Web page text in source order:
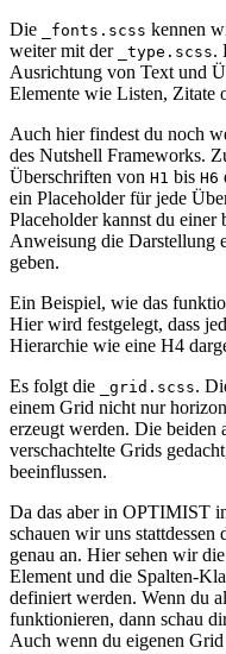
Die
_fonts.scss kennen
weiter mit der
_type.scss.
Ausrichtung von Text und
Elemente wie Listen, Zitate
Auch hier findest du noch
des Nutshell Frameworks.
Überschriften von H1 bis H6
ein Placeholder für jede
Placeholder kannst du
Anweisung die Darstellung
geben.
Ein Beispiel, wie das
Hier wird festgelegt, dass
Hierarchie wie eine H4
Es folgt die
_grid.scss.
einem Grid nicht nur
erzeugt werden. Die beiden
verschachtelte Grids
beeinflussen.
Da das aber in OPTIMIST
schauen wir uns
genau an. Hier sehen wir
Element und die Spalten-
definiert werden. Wenn du
funktionieren, dann schau
Auch wenn du eigenen